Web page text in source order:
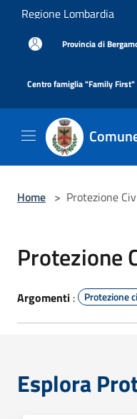
Salta al contenuto principale
Regione Lombardia
Provincia di
Centro famiglia "Family First"
Home > Protezione
Protezione
Argomenti : Protezione
Esplora